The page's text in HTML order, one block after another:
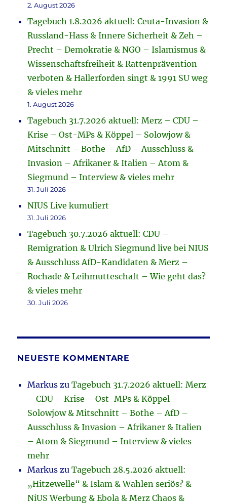
2. August 2026
Tagebuch 1.8.2026 aktuell: Ceuta-Invasion &
Russland-Hass & Innere Sicherheit & Zeh –
Precht – Demokratie & NGO – Islamismus &
Wissenschaftsfreiheit & Rattenprävention
verboten & Hallerforden singt & 1991 SU weg
& vieles mehr
1. August 2026
Tagebuch 31.7.2026 aktuell: Merz – CDU –
Krise – Ost-MPs & Köppel – Solowjow &
Mitschnitt – Bothe – AfD – Ausschluss &
Invasion – Afrikaner & Italien – Atom &
Siegmund – Interview & vieles mehr
31. Juli 2026
NIUS Live kumuliert
31. Juli 2026
Tagebuch 30.7.2026 aktuell: CDU –
Remigration & Ulrich Siegmund live bei NIUS
& Ausschluss AfD-Kandidaten & Merz –
Rochade & Leihmutteschaft – Wie geht das?
& vieles mehr
30. Juli 2026
NEUESTE KOMMENTARE
Markus zuTagebuch 31.7.2026 aktuell: Merz
– CDU – Krise – Ost-MPs & Köppel –
Solowjow & Mitschnitt – Bothe – AfD –
Ausschluss & Invasion – Afrikaner & Italien
– Atom & Siegmund – Interview & vieles
mehr
Markus zuTagebuch 28.5.2026 aktuell:
„Hitzewelle“ & Islam & Wahlen seriös? &
NiUS Werbung & Ebola & Merz Chaos &